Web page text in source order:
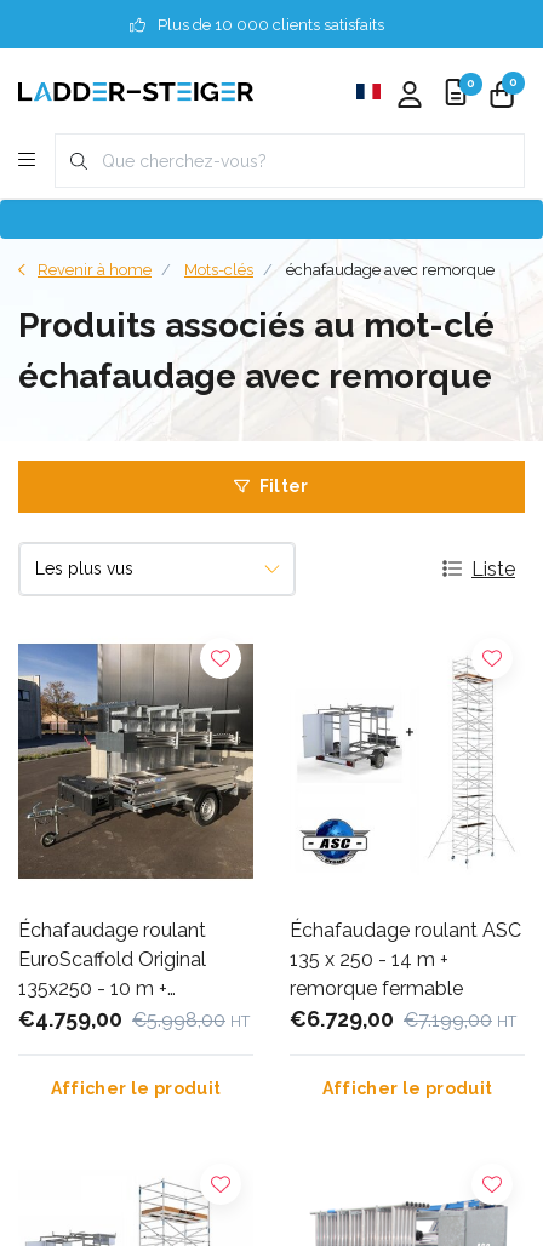
Plus de 10 000 clients satisfaits
0 0
Revenir à home Mots-clés échafaudage avec remorque
Produits associés au mot-clé
échafaudage avec remorque
Filter
Liste
Échafaudage roulant
EuroScaffold Original
135x250 - 10 m +
remorque
€4.759,00 €5.998,00 HT
Afficher le produit
Échafaudage roulant ASC
135 x 250 - 14 m +
remorque fermable
€6.729,00 €7.199,00 HT
Afficher le produit